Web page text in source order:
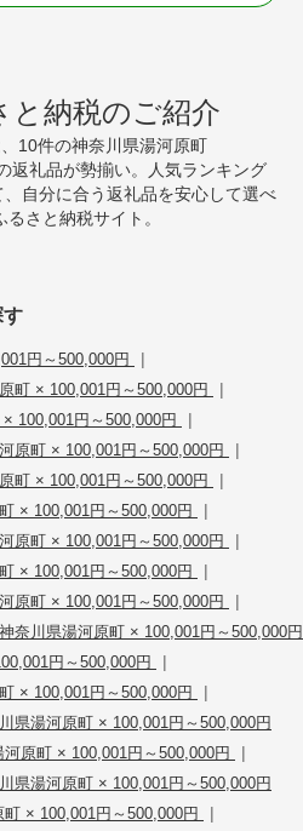
と納税のご紹介
10件の神奈川県湯河原町
返礼品が勢揃い。人気ランキング
自分に合う返礼品を安心して選べ
さと納税サイト。
す
円～500,000円 |
町 × 100,001円～500,000円 |
100,001円～500,000円 |
原町 × 100,001円～500,000円 |
町 × 100,001円～500,000円 |
× 100,001円～500,000円 |
原町 × 100,001円～500,000円 |
× 100,001円～500,000円 |
原町 × 100,001円～500,000円 |
奈川県湯河原町 × 100,001円～500,000円
円～500,000円 |
× 100,001円～500,000円 |
県湯河原町 × 100,001円～500,000円
原町 × 100,001円～500,000円 |
県湯河原町 × 100,001円～500,000円
× 100,001円～500,000円 |